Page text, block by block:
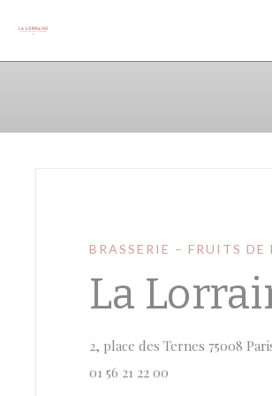
BRASSERIE – FRUITS DE
La
2, place des Ternes 75008
01 56 21 22 00